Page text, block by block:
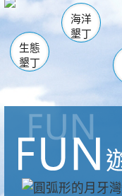
海生館
恆春
龍鑾潭
瓊麻館
關山
白砂
生態
墾丁
海洋
墾丁